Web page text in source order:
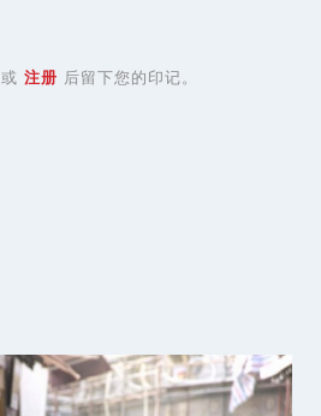
或 注册 后留下您的印记。